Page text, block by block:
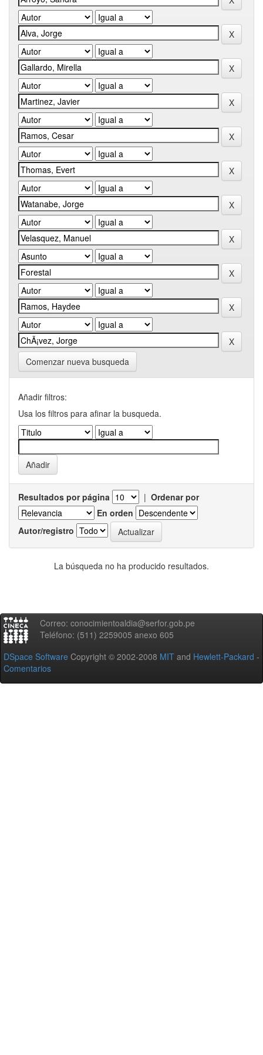
Comenzar nueva busqueda
Añadir filtros:
Usa los filtros para afinar la busqueda.
Resultados por página | Ordenar por
En orden
Autor/registro
La búsqueda no ha producido resultados.
Correo: conocimientoaldia@serfor.gob.pe
Teléfono: (511) 2259005 anexo 605
DSpace Software Copyright © 2002-2008 MIT and Hewlett-Packard -
Comentarios